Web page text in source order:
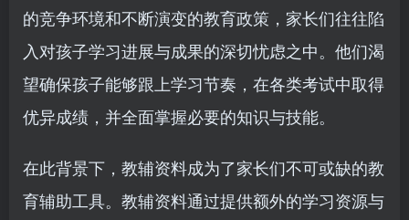
的竞争环境和不断演变的教育政策，家长们往往陷
入对孩子学习进展与成果的深切忧虑之中。他们渴
望确保孩子能够跟上学习节奏，在各类考试中取得
优异成绩，并全面掌握必要的知识与技能。
在此背景下，教辅资料成为了家长们不可或缺的教
育辅助工具。教辅资料通过提供额外的学习资源与